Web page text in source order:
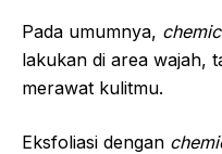
Pada umumnya,
lakukan di area wajah,
merawat kulitmu.
Eksfoliasi dengan